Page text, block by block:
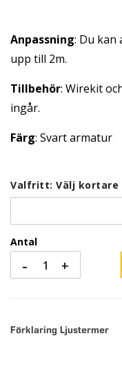
gallery
gallery
Anpassning: Du kan
upp till 2m.
Tillbehör: Wirekit
ingår.
Färg: Svart armatur
Valfritt: Välj kortare
Antal
- +
Förklaring Ljustermer